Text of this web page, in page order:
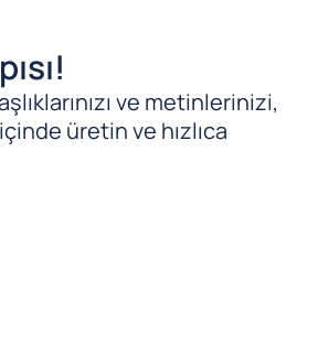
ve metinlerinizi,
üretin ve hızlıca